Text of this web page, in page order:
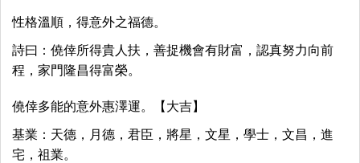
性格溫順，得意外之福德。
詩曰：僥倖所得貴人扶，善捉機會有財富，認真努力向前
程，家門隆昌得富榮。
僥倖多能的意外惠澤運。【大吉】
基業：天德，月德，君臣，將星，文星，學士，文昌，進
宅，祖業。